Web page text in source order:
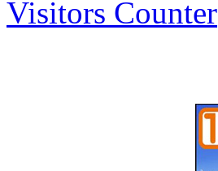
Visitors Counter